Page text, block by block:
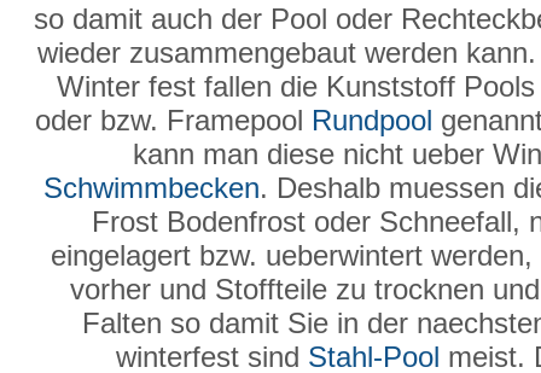
so damit auch der Pool oder
wieder zusammengebaut werden
Winter fest fallen die Kunststoff
oder bzw. Framepool Rundpool
kann man diese nicht ueber
Schwimmbecken. Deshalb muessen
Frost Bodenfrost oder Schneefall,
eingelagert bzw. ueberwintert
vorher und Stoffteile zu trocknen
Falten so damit Sie in der
winterfest sind Stahl-Pool meist.